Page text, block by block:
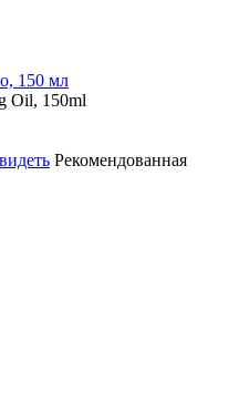
150 мл
Oil, 150ml
Рекомендованная